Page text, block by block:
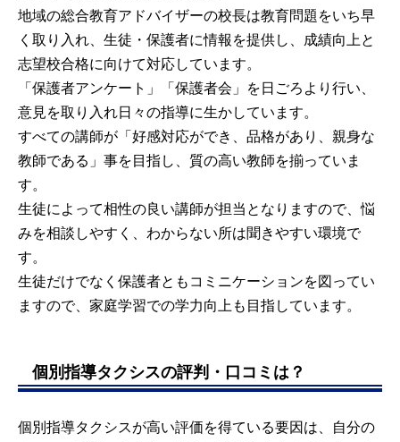
地域の総合教育アドバイザーの校長は教育問題をいち早
く取り入れ、生徒・保護者に情報を提供し、成績向上と
志望校合格に向けて対応しています。
「保護者アンケート」「保護者会」を日ごろより行い、
意見を取り入れ日々の指導に生かしています。
すべての講師が「好感対応ができ、品格があり、親身な
教師である」事を目指し、質の高い教師を揃っていま
す。
生徒によって相性の良い講師が担当となりますので、悩
みを相談しやすく、わからない所は聞きやすい環境で
す。
生徒だけでなく保護者ともコミニケーションを図ってい
ますので、家庭学習での学力向上も目指しています。
個別指導タクシスの評判・口コミは？
個別指導タクシスが高い評価を得ている要因は、自分の